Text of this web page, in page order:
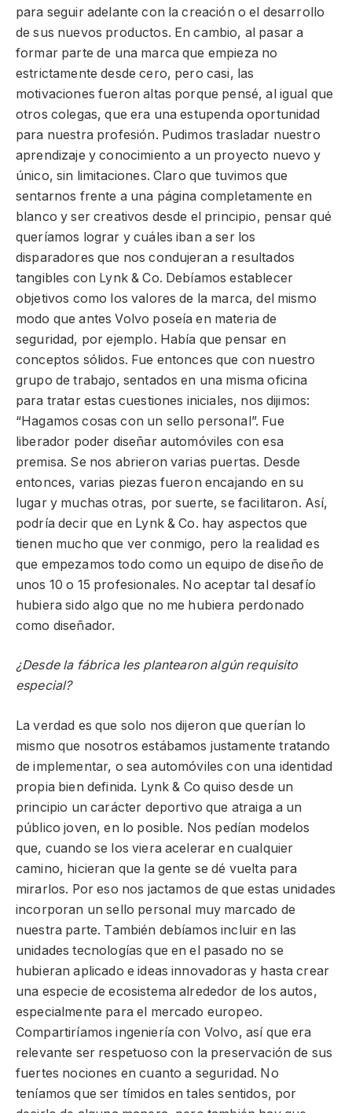
para seguir adelante con la creación o el desarrollo
de sus nuevos productos. En cambio, al pasar a
formar parte de una marca que empieza no
estrictamente desde cero, pero casi, las
motivaciones fueron altas porque pensé, al igual que
otros colegas, que era una estupenda oportunidad
para nuestra profesión. Pudimos trasladar nuestro
aprendizaje y conocimiento a un proyecto nuevo y
único, sin limitaciones. Claro que tuvimos que
sentarnos frente a una página completamente en
blanco y ser creativos desde el principio, pensar qué
queríamos lograr y cuáles iban a ser los
disparadores que nos condujeran a resultados
tangibles con Lynk & Co. Debíamos establecer
objetivos como los valores de la marca, del mismo
modo que antes Volvo poseía en materia de
seguridad, por ejemplo. Había que pensar en
conceptos sólidos. Fue entonces que con nuestro
grupo de trabajo, sentados en una misma oficina
para tratar estas cuestiones iniciales, nos dijimos:
“Hagamos cosas con un sello personal”. Fue
liberador poder diseñar automóviles con esa
premisa. Se nos abrieron varias puertas. Desde
entonces, varias piezas fueron encajando en su
lugar y muchas otras, por suerte, se facilitaron. Así,
podría decir que en Lynk & Co. hay aspectos que
tienen mucho que ver conmigo, pero la realidad es
que empezamos todo como un equipo de diseño de
unos 10 o 15 profesionales. No aceptar tal desafío
hubiera sido algo que no me hubiera perdonado
como diseñador.
¿Desde la fábrica les plantearon algún requisito
especial?
La verdad es que solo nos dijeron que querían lo
mismo que nosotros estábamos justamente tratando
de implementar, o sea automóviles con una identidad
propia bien definida. Lynk & Co quiso desde un
principio un carácter deportivo que atraiga a un
público joven, en lo posible. Nos pedían modelos
que, cuando se los viera acelerar en cualquier
camino, hicieran que la gente se dé vuelta para
mirarlos. Por eso nos jactamos de que estas unidades
incorporan un sello personal muy marcado de
nuestra parte. También debíamos incluir en las
unidades tecnologías que en el pasado no se
hubieran aplicado e ideas innovadoras y hasta crear
una especie de ecosistema alrededor de los autos,
especialmente para el mercado europeo.
Compartiríamos ingeniería con Volvo, así que era
relevante ser respetuoso con la preservación de sus
fuertes nociones en cuanto a seguridad. No
teníamos que ser tímidos en tales sentidos, por